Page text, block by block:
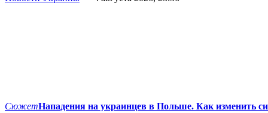
СюжетНападения на украинцев в Польше. Как изменить